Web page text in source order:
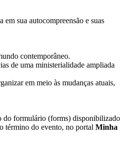
sua autocompreensão e suas
contemporâneo.
de uma ministerialidade ampliada
em meio às mudanças atuais,
do formulário (forms) disponibilizado
término do evento, no portal Minha